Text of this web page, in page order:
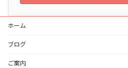
ホーム
ブログ
ご案内